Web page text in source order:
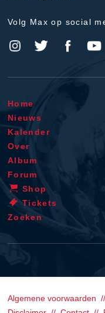
Volg Max op social
Home
Nieuws
Kalender
Over
Album
Forum
Shop
Tickets
Zoeken
Algemene voorwaarden